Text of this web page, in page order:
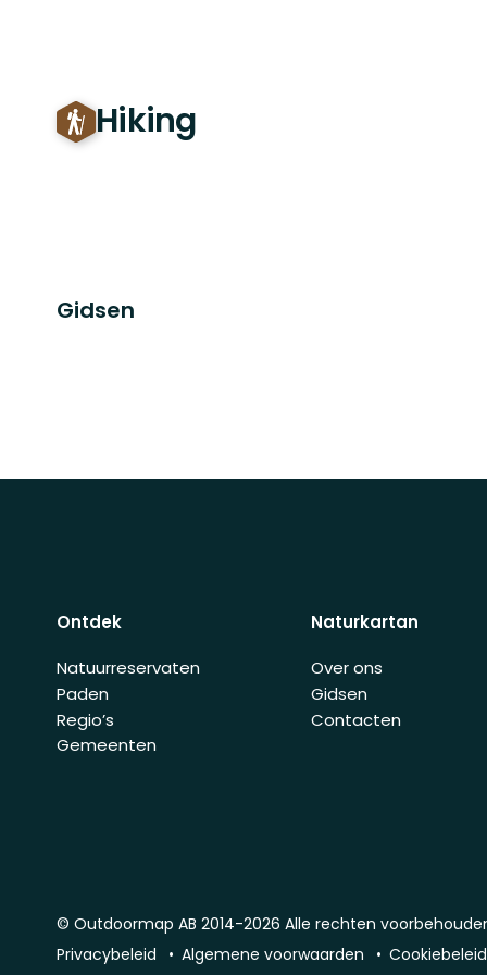
Hiking
Gidsen
Ontdek
Natuurreservaten
Paden
Regio’s
Gemeenten
Naturkartan
Over ons
Gidsen
Contacten
© Outdoormap AB 2014-2026 Alle rechten
Privacybeleid
Algemene voorwaarden Cookiebeleid